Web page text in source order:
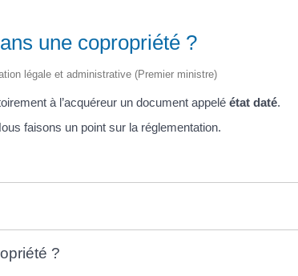
une copropriété ?
légale et administrative (Premier ministre)
à l’acquéreur un document appelé état daté.
faisons un point sur la réglementation.
?